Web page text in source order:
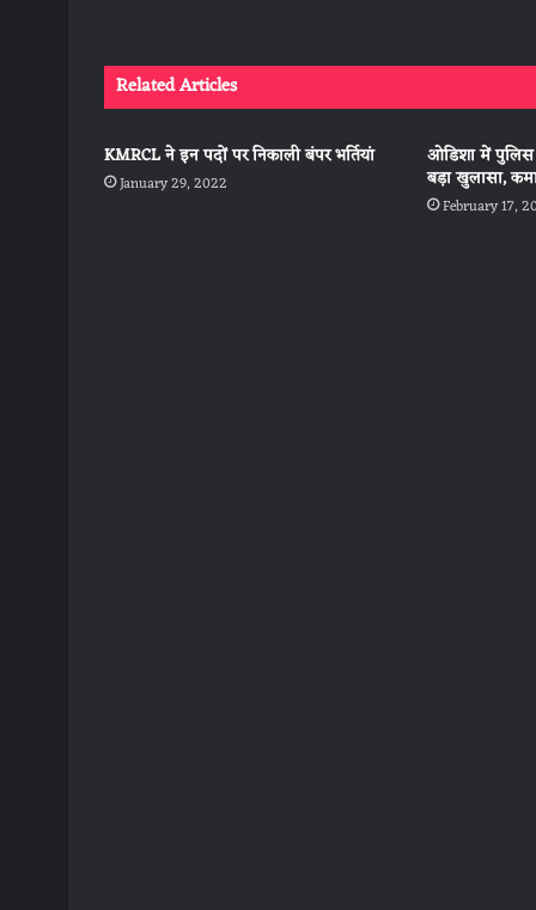
Related Articles
KMRCL ने इन पदों पर निकाली बंपर भर्तियां
January 29, 2022
ओडिशा में पुलिस
बड़ा खुलासा,
February 17,